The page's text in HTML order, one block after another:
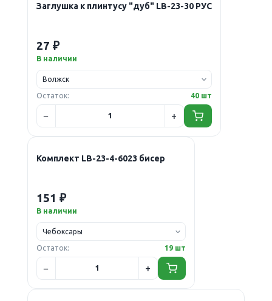
Заглушка к плинтусу "дуб" LB-23-30 РУС
27 ₽
В наличии
Остаток: 40 шт
Комплект LB-23-4-6023 бисер
151 ₽
В наличии
Остаток: 19 шт